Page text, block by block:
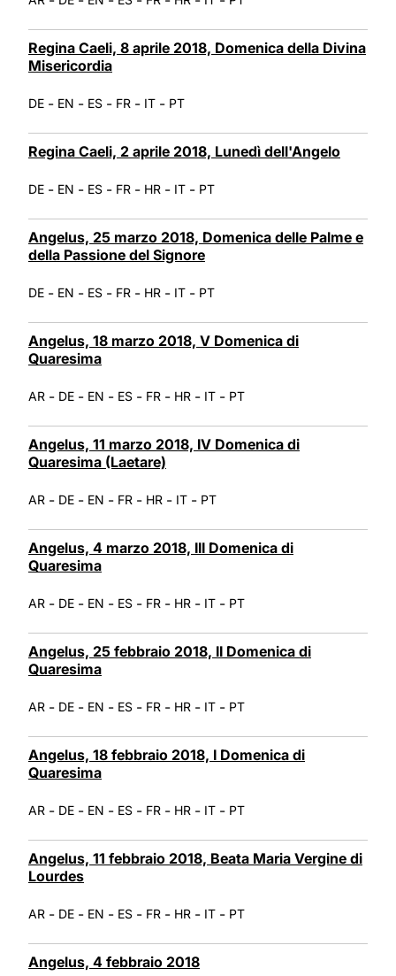
Regina Caeli, 8 aprile 2018, Domenica della Divina
Misericordia
DE - EN - ES - FR - IT - PT
Regina Caeli, 2 aprile 2018, Lunedì dell'Angelo
DE - EN - ES - FR - HR - IT - PT
Angelus, 25 marzo 2018, Domenica delle Palme e
della Passione del Signore
DE - EN - ES - FR - HR - IT - PT
Angelus, 18 marzo 2018, V Domenica di
Quaresima
AR - DE - EN - ES - FR - HR - IT - PT
Angelus, 11 marzo 2018, IV Domenica di
Quaresima (Laetare)
AR - DE - EN - FR - HR - IT - PT
Angelus, 4 marzo 2018, III Domenica di
Quaresima
AR - DE - EN - ES - FR - HR - IT - PT
Angelus, 25 febbraio 2018, II Domenica di
Quaresima
AR - DE - EN - ES - FR - HR - IT - PT
Angelus, 18 febbraio 2018, I Domenica di
Quaresima
AR - DE - EN - ES - FR - HR - IT - PT
Angelus, 11 febbraio 2018, Beata Maria Vergine di
Lourdes
AR - DE - EN - ES - FR - HR - IT - PT
Angelus, 4 febbraio 2018